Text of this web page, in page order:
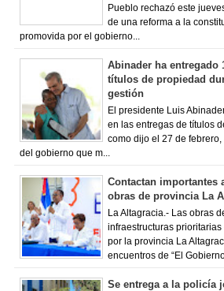
Pueblo rechazó este
de una reforma a la
promovida por el gobierno...
Abinader ha entregado
títulos de propiedad
gestión
El presidente Luis
en las entregas de títulos
como dijo el 27 de febrero,
del gobierno que m...
Contactan importantes
obras de provincia La
La Altagracia.- Las obras
infraestructuras
por la provincia La
encuentros de “El Gobierno
Se entrega a la policía